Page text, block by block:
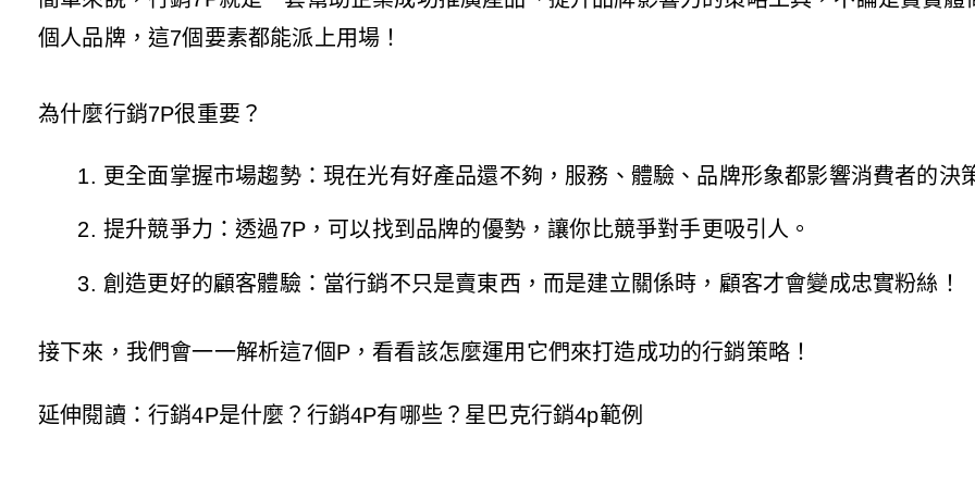
個人品牌，這7個要素都能派上用場！
為什麼行銷7P很重要？
更全面掌握市場趨勢：現在光有好產品還不夠，服務、體驗、品牌形象都影響消費者的決
提升競爭力：透過7P，可以找到品牌的優勢，讓你比競爭對手更吸引人。
創造更好的顧客體驗：當行銷不只是賣東西，而是建立關係時，顧客才會變成忠實粉絲！
接下來，我們會一一解析這7個P，看看該怎麼運用它們來打造成功的行銷策略！
延伸閱讀：行銷4P是什麼？行銷4P有哪些？星巴克行銷4p範例